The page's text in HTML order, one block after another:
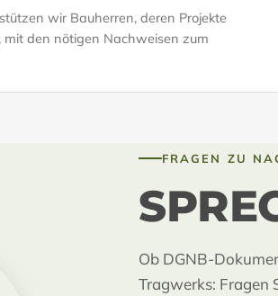
wir Bauherren, deren Projekte
den nötigen Nachweisen zum
FRAGEN ZU
Ob DGNB-
Tragwerks: Fragen